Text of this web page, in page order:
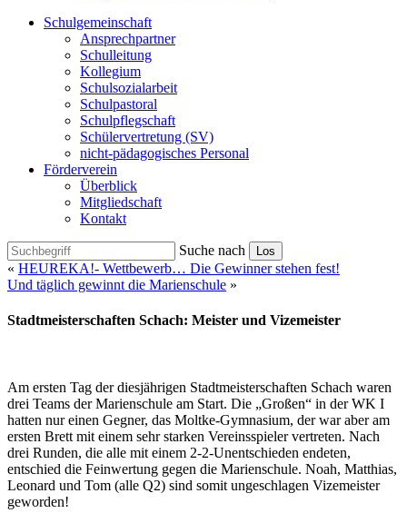
Schulgemeinschaft
Ansprechpartner
Schulleitung
Kollegium
Schulsozialarbeit
Schulpastoral
Schulpflegschaft
Schülervertretung (SV)
nicht-pädagogisches Personal
Förderverein
Überblick
Mitgliedschaft
Kontakt
Suche nach Los
« HEUREKA!- Wettbewerb… Die Gewinner stehen fest!
Und täglich gewinnt die Marienschule »
Stadtmeisterschaften Schach: Meister und Vizemeister
Am ersten Tag der diesjährigen Stadtmeisterschaften Schach waren
drei Teams der Marienschule am Start. Die „Großen“ in der WK I
hatten nur einen Gegner, das Moltke-Gymnasium, der war aber am
ersten Brett mit einem sehr starken Vereinsspieler vertreten. Nach
drei Runden, die alle mit einem 2-2-Unentschieden endeten,
entschied die Feinwertung gegen die Marienschule. Noah, Matthias,
Leonard und Tom (alle Q2) sind somit ungeschlagen Vizemeister
geworden!